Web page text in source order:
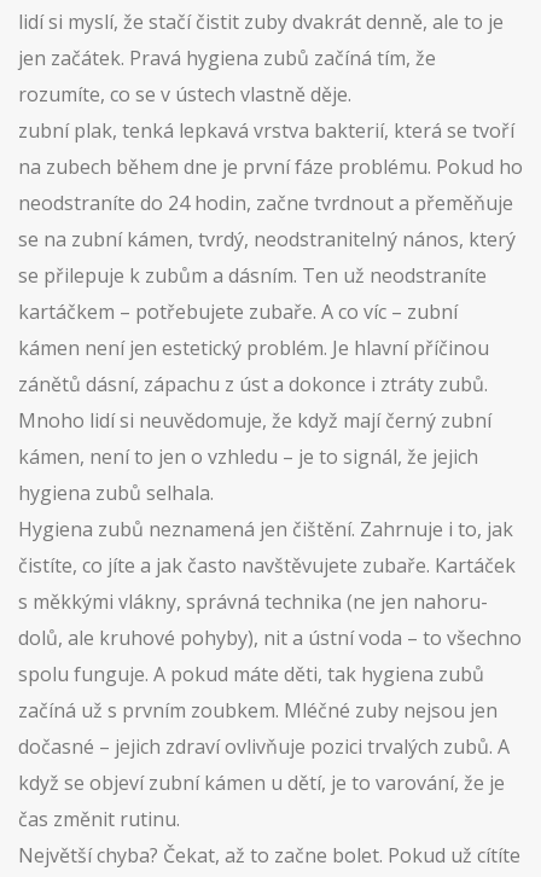
lidí si myslí, že stačí čistit zuby dvakrát denně, ale to je
jen začátek. Pravá hygiena zubů začíná tím, že
rozumíte, co se v ústech vlastně děje.
zubní plak, tenká lepkavá vrstva bakterií, která se tvoří
na zubech během dne je první fáze problému. Pokud ho
neodstraníte do 24 hodin, začne tvrdnout a přeměňuje
se na zubní kámen, tvrdý, neodstranitelný nános, který
se přilepuje k zubům a dásním. Ten už neodstraníte
kartáčkem – potřebujete zubaře. A co víc – zubní
kámen není jen estetický problém. Je hlavní příčinou
zánětů dásní, zápachu z úst a dokonce i ztráty zubů.
Mnoho lidí si neuvědomuje, že když mají černý zubní
kámen, není to jen o vzhledu – je to signál, že jejich
hygiena zubů selhala.
Hygiena zubů neznamená jen čištění. Zahrnuje i to, jak
čistíte, co jíte a jak často navštěvujete zubaře. Kartáček
s měkkými vlákny, správná technika (ne jen nahoru-
dolů, ale kruhové pohyby), nit a ústní voda – to všechno
spolu funguje. A pokud máte děti, tak hygiena zubů
začíná už s prvním zoubkem. Mléčné zuby nejsou jen
dočasné – jejich zdraví ovlivňuje pozici trvalých zubů. A
když se objeví zubní kámen u dětí, je to varování, že je
čas změnit rutinu.
Největší chyba? Čekat, až to začne bolet. Pokud už cítíte